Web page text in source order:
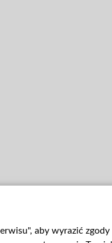
aby wyrazić